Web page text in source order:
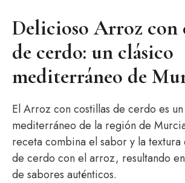
Delicioso Arroz con
de cerdo: un clásico
mediterráneo de
El Arroz con costillas de cerdo es
mediterráneo de la región de
receta combina el sabor y la textura
de cerdo con el arroz, resultando
de sabores auténticos.